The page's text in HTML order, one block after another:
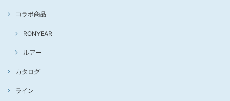
コラボ商品
RONYEAR
ルアー
カタログ
ライン